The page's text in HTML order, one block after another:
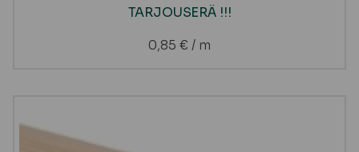
TARJOUSERÄ !!!
0,85 € / m